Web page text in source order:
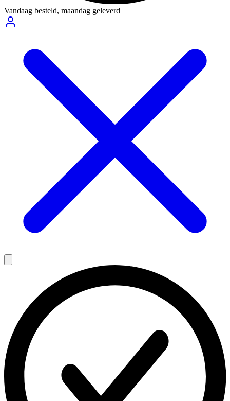
Vandaag besteld, maandag geleverd